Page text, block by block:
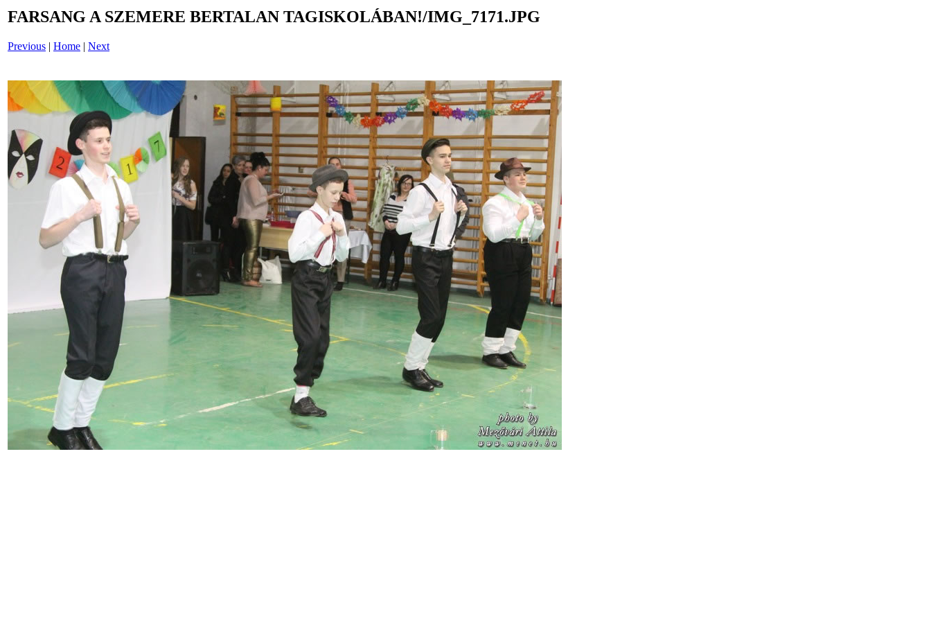
FARSANG A SZEMERE BERTALAN TAGISKOLÁBAN!/IMG_7171.JPG
Previous | Home | Next